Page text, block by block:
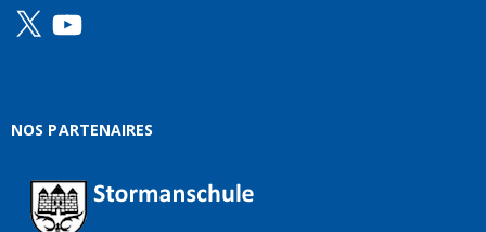
X YouTube
NOS PARTENAIRES